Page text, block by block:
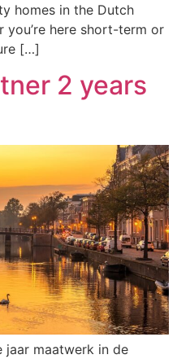
homes in the Dutch
you’re here short-term or
[…]
2 years
jaar maatwerk in de